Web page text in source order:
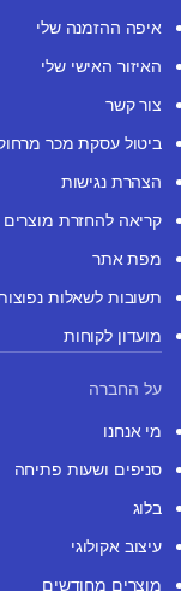
איפה ההזמנה שלי
האיזור האישי שלי
צור קשר
ביטול עסקת מכר
הצהרת נגישות
קריאה להחזרת מוצרים
מפת אתר
תשובות לשאלות
מועדון לקוחות
על החברה
מי אנחנו
סניפים ושעות פתיחה
בלוג
עיצוב אקולוגי
מוצרים מחודשים